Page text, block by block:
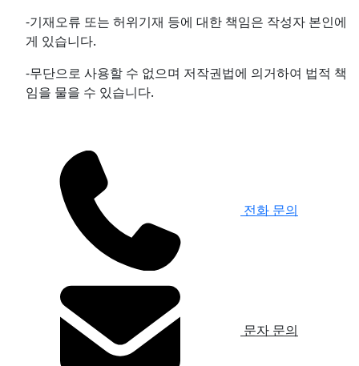
-기재오류 또는 허위기재 등에 대한 책임은 작성자 본인에
게 있습니다.
-무단으로 사용할 수 없으며 저작권법에 의거하여 법적 책
임을 물을 수 있습니다.
전화 문의
문자 문의